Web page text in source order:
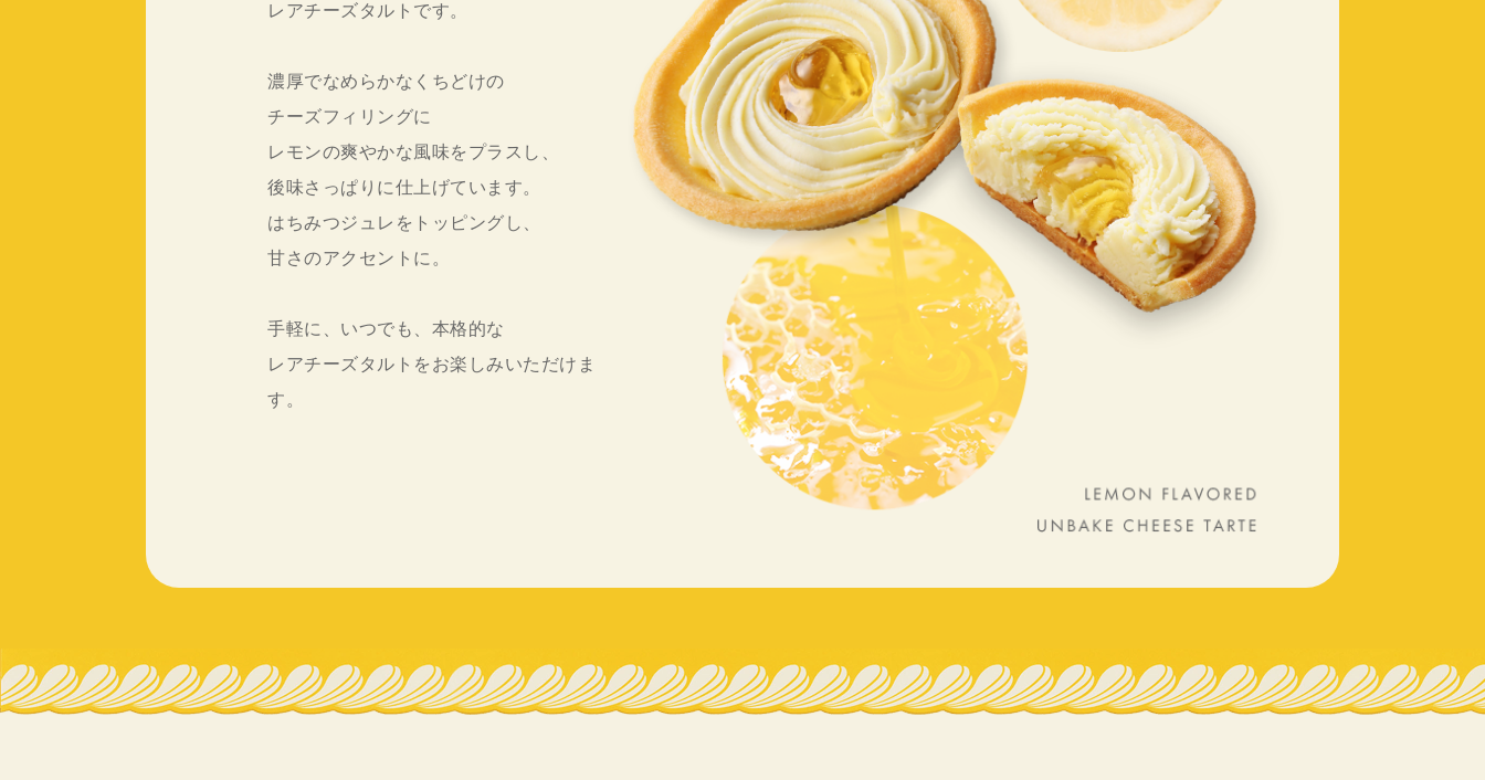
レアチーズタルトです。
濃厚でなめらかなくちどけの
チーズフィリングに
レモンの爽やかな風味をプラスし、
後味さっぱりに仕上げています。
はちみつジュレをトッピングし、
甘さのアクセントに。
手軽に、いつでも、本格的な
レアチーズタルトをお楽しみいただけま
す。